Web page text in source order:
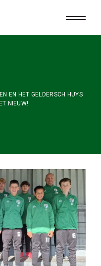
EN HET GELDERSCH HUYS
NIEUW!